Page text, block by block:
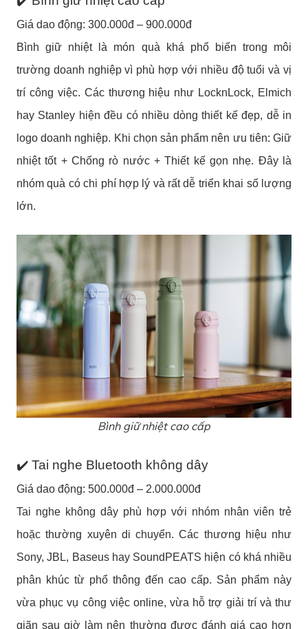
Giá dao động: 300.000đ – 900.000đ
Bình giữ nhiệt là món quà khá phổ biến trong môi
trường doanh nghiệp vì phù hợp với nhiều độ tuổi và vị
trí công việc. Các thương hiệu như LocknLock, Elmich
hay Stanley hiện đều có nhiều dòng thiết kế đẹp, dễ in
logo doanh nghiệp. Khi chọn sản phẩm nên ưu tiên: Giữ
nhiệt tốt + Chống rò nước + Thiết kế gọn nhẹ. Đây là
nhóm quà có chi phí hợp lý và rất dễ triển khai số lượng
lớn.
Bình giữ nhiệt cao cấp
✔️ Tai nghe Bluetooth không dây
Giá dao động: 500.000đ – 2.000.000đ
Tai nghe không dây phù hợp với nhóm nhân viên trẻ
hoặc thường xuyên di chuyển. Các thương hiệu như
Sony, JBL, Baseus hay SoundPEATS hiện có khá nhiều
phân khúc từ phổ thông đến cao cấp. Sản phẩm này
vừa phục vụ công việc online, vừa hỗ trợ giải trí và thư
giãn sau giờ làm nên thường được đánh giá cao hơn